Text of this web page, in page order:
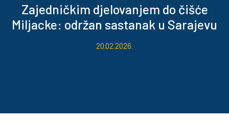
Zajedničkim djelovanjem do čišće
Miljacke: održan sastanak u Sarajevu
20.02.2026.